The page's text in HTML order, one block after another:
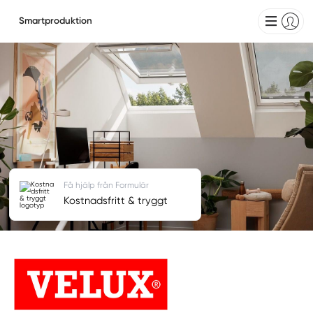
Smartproduktion
Få hjälp från Formulär
Kostnadsfritt & tryggt